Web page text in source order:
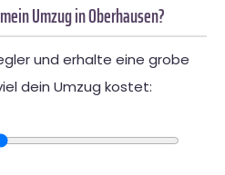
Umzug in Oberhausen?
und erhalte eine grobe
dein Umzug kostet: